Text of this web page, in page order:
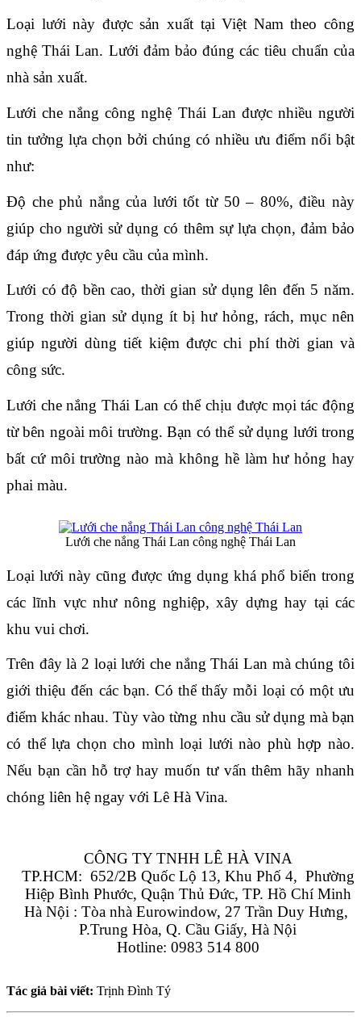
Loại lưới này được sản xuất tại Việt Nam theo công
nghệ Thái Lan. Lưới đảm bảo đúng các tiêu chuẩn của
nhà sản xuất.
Lưới che nắng công nghệ Thái Lan được nhiều người
tin tưởng lựa chọn bởi chúng có nhiều ưu điểm nổi bật
như:
Độ che phủ nắng của lưới tốt từ 50 – 80%, điều này
giúp cho người sử dụng có thêm sự lựa chọn, đảm bảo
đáp ứng được yêu cầu của mình.
Lưới có độ bền cao, thời gian sử dụng lên đến 5 năm.
Trong thời gian sử dụng ít bị hư hỏng, rách, mục nên
giúp người dùng tiết kiệm được chi phí thời gian và
công sức.
Lưới che nắng Thái Lan có thể chịu được mọi tác động
từ bên ngoài môi trường. Bạn có thể sử dụng lưới trong
bất cứ môi trường nào mà không hề làm hư hỏng hay
phai màu.
Lưới che nắng Thái Lan công nghệ Thái Lan
Loại lưới này cũng được ứng dụng khá phổ biến trong
các lĩnh vực như nông nghiệp, xây dựng hay tại các
khu vui chơi.
Trên đây là 2 loại lưới che nắng Thái Lan mà chúng tôi
giới thiệu đến các bạn. Có thể thấy mỗi loại có một ưu
điểm khác nhau. Tùy vào từng nhu cầu sử dụng mà bạn
có thể lựa chọn cho mình loại lưới nào phù hợp nào.
Nếu bạn cần hỗ trợ hay muốn tư vấn thêm hãy nhanh
chóng liên hệ ngay với Lê Hà Vina.
CÔNG TY TNHH LÊ HÀ VINA
TP.HCM:  652/2B Quốc Lộ 13, Khu Phố 4,  Phường
Hiệp Bình Phước, Quận Thủ Đức, TP. Hồ Chí Minh
Hà Nội : Tòa nhà Eurowindow, 27 Trần Duy Hưng,
P.Trung Hòa, Q. Cầu Giấy, Hà Nội
Hotline: 0983 514 800
Tác giả bài viết: Trịnh Đình Tý